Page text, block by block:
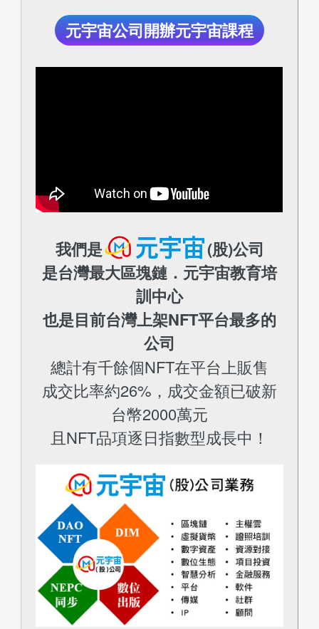
元宇宙公司開辦元宇宙課程
我們是
(股)公司
是台灣最大區塊鏈．元宇宙教育培
訓中心
也是目前台灣上架NFT平台最多的
公司
總計有千餘個NFT在平台上販售
成交比率約26%，成交金額已破新
台幣2000萬元
且NFT品項逐日指數型成長中！